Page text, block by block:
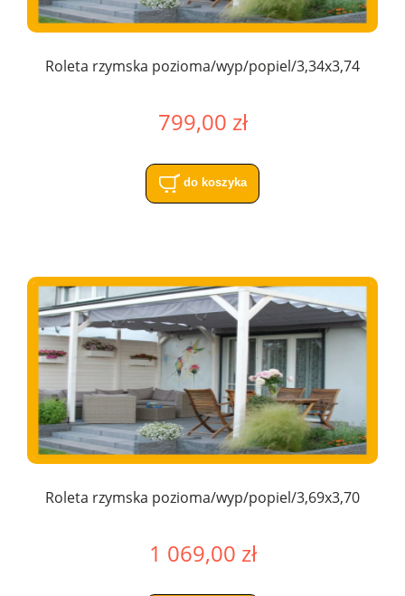
Roleta rzymska pozioma/wyp/popiel/3,34x3,74
799,00 zł
do koszyka
Roleta rzymska pozioma/wyp/popiel/3,69x3,70
1 069,00 zł